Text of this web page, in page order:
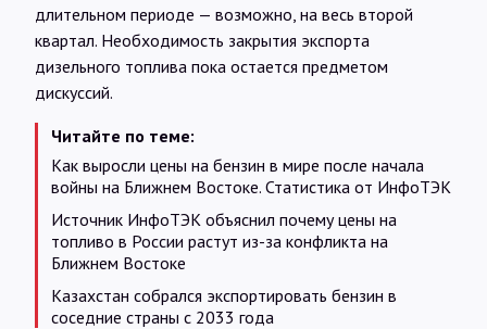
длительном периоде — возможно, на весь второй
квартал. Необходимость закрытия экспорта
дизельного топлива пока остается предметом
дискуссий.
Читайте по теме:
Как выросли цены на бензин в мире после начала
войны на Ближнем Востоке. Статистика от ИнфоТЭК
Источник ИнфоТЭК объяснил почему цены на
топливо в России растут из-за конфликта на
Ближнем Востоке
Казахстан собрался экспортировать бензин в
соседние страны с 2033 года